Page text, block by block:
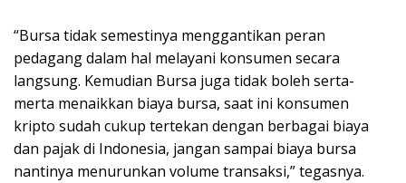
“Bursa tidak semestinya menggantikan peran
pedagang dalam hal melayani konsumen secara
langsung. Kemudian Bursa juga tidak boleh serta-
merta menaikkan biaya bursa, saat ini konsumen
kripto sudah cukup tertekan dengan berbagai biaya
dan pajak di Indonesia, jangan sampai biaya bursa
nantinya menurunkan volume transaksi,” tegasnya.